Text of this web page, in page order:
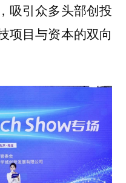
吸引众多头部创投
项目与资本的双向